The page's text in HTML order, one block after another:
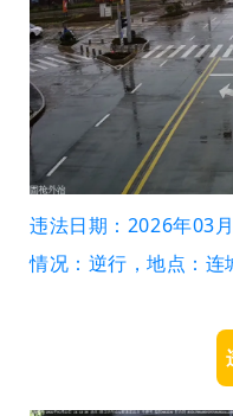
违法日期：2026年03
情况：逆行，地点：连